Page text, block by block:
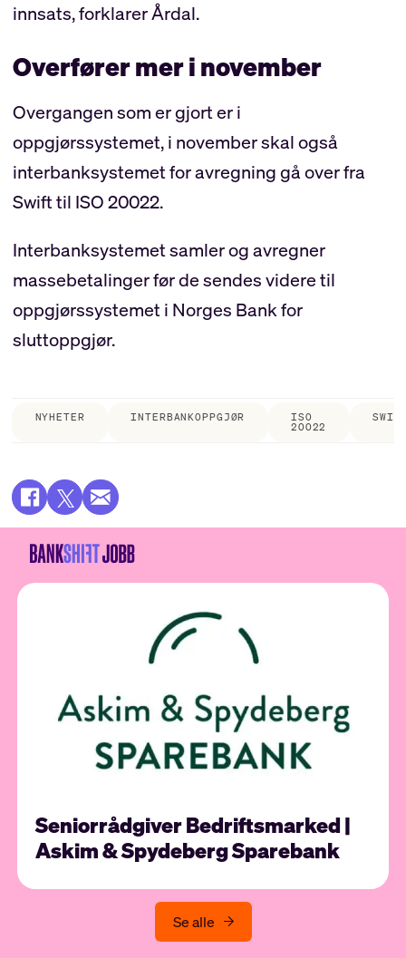
innsats, forklarer Årdal.
Overfører mer i november
Overgangen som er gjort er i
oppgjørssystemet, i november skal også
interbanksystemet for avregning gå over fra
Swift til ISO 20022.
Interbanksystemet samler og avregner
massebetalinger før de sendes videre til
oppgjørssystemet i Norges Bank for
sluttoppgjør.
NYHETER INTERBANKOPPGJØR ISO
20022
Seniorrådgiver Bedriftsmarked |
Askim & Spydeberg Sparebank
Se alle